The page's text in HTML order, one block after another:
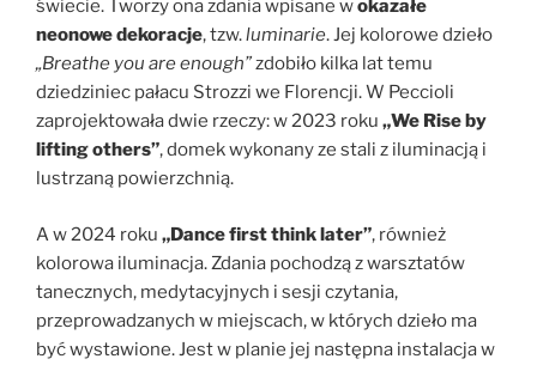
świecie. Tworzy ona zdania wpisane wokazałe
neonowe dekoracje, tzw.luminarie. Jej kolorowe dzieło
„Breathe you are enough”zdobiło kilka lat temu
dziedziniec pałacu Strozzi we Florencji. W Peccioli
zaprojektowała dwie rzeczy: w 2023 roku „We Rise by
lifting others”, domek wykonany ze stali z iluminacją i
lustrzaną powierzchnią.
A w 2024 roku „Dance first think later”, również
kolorowa iluminacja. Zdania pochodzą z warsztatów
tanecznych, medytacyjnych i sesji czytania,
przeprowadzanych w miejscach, w których dzieło ma
być wystawione. Jest w planie jej następna instalacja w